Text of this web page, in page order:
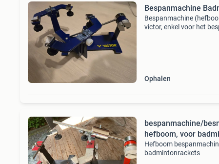
Bespanmachine
Bespanmachine
victor, enkel voor het
Ophalen
bespanmachine/
hefboom, voor
Hefboom
badmintonrackets